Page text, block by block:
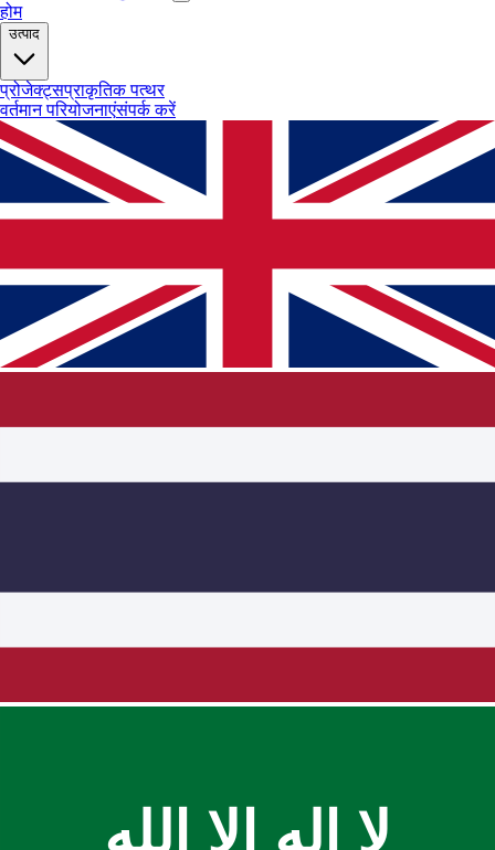
होम
उत्पाद
प्रोजेक्ट्सप्राकृतिक पत्थर
वर्तमान परियोजनाएंसंपर्क करें